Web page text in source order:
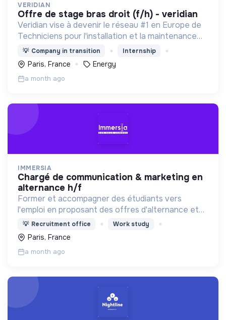
VERIDIAN
offre de stage bras droit (f/h) - veridian
Veridian vise à devenir le réseau #1 en Europe de
Techniciens pour l'installation et la maintenance
des panneaux solaires et des bornes de recharge
pour véhicules électriques.
💡 Company in transition Internship
Paris, France Energy
a month ago
IMMERSIA
chargé de communication & marketing en
alternance h/f
Former et accompagner des étudiants vers
l'emploi en proposant des offres d'alternance et
de CDI dans des entreprises engagées.
💡 Recruitment office Work study
Paris, France
a month ago